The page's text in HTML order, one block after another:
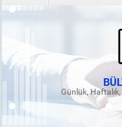
Günlük, Haftalık,